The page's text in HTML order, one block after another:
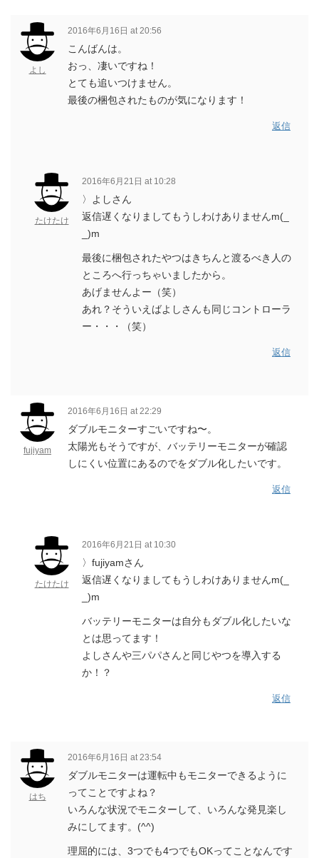
よし
2016年6月16日 at 20:56
こんばんは。
おっ、凄いですね！
とても追いつけません。
最後の梱包されたものが気になります！
返信
たけたけ
2016年6月21日 at 10:28
〉よしさん
返信遅くなりましてもうしわけありませんm(_
_)m
最後に梱包されたやつはきちんと渡るべき人の
ところへ行っちゃいましたから。
あげませんよー（笑）
あれ？そういえばよしさんも同じコントローラ
ー・・・（笑）
返信
fujiyam
2016年6月16日 at 22:29
ダブルモニターすごいですね〜。
太陽光もそうですが、バッテリーモニターが確認
しにくい位置にあるのでをダブル化したいです。
返信
たけたけ
2016年6月21日 at 10:30
〉fujiyamさん
返信遅くなりましてもうしわけありませんm(_
_)m
バッテリーモニターは自分もダブル化したいな
とは思ってます！
よしさんや三パパさんと同じやつを導入する
か！？
返信
はち
2016年6月16日 at 23:54
ダブルモニターは運転中もモニターできるように
ってことですよね？
いろんな状況でモニターして、いろんな発見楽し
みにしてます。(^^)
理屈的には、3つでも4つでもOKってことなんです